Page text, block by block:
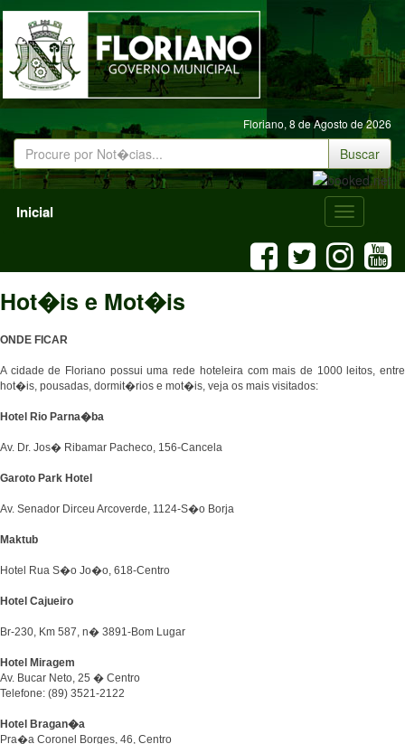
Floriano, 8 de Agosto de 2026
Buscar
Menu
Mobile
Inicial
Hot�is e Mot�is
ONDE FICAR
A cidade de Floriano possui uma rede hoteleira com mais de 1000 leitos, entre
hot�is, pousadas, dormit�rios e mot�is, veja os mais visitados:
Hotel Rio Parna�ba
Av. Dr. Jos� Ribamar Pacheco, 156-Cancela
Garoto Park Hotel
Av. Senador Dirceu Arcoverde, 1124-S�o Borja
Maktub
Hotel Rua S�o Jo�o, 618-Centro
Hotel Cajueiro
Br-230, Km 587, n� 3891-Bom Lugar
Hotel Miragem
Av. Bucar Neto, 25 � Centro
Telefone: (89) 3521-2122
Hotel Bragan�a
Pra�a Coronel Borges, 46, Centro